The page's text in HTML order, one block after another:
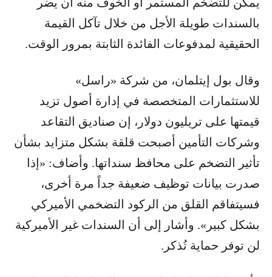
بالسندات طويلة الأجل من خلال تآكل القيمة
الحقيقية لمدفوعات الفائدة الثابتة بمرور الوقت.
وقال بول إيتلمان، من شركة «راسل»
للاستثمارات المتخصصة في إدارة أصول تزيد
قيمتها على تريليون دولار، إن صناديق التقاعد
وشركات التأمين أصبحت قلقة بشكل متزايد بشأن
تأثير التضخم على محافظ سنداتها. وأضاف: «إذا
صدرت بيانات توظيف ضعيفة جداً مرة أخرى،
فسيتفاقم القلق من الركود التضخمي الأميركي
بشكل كبير». وأشار إلى أن السندات غير الأميركية
لن توفر حماية تُذكر.